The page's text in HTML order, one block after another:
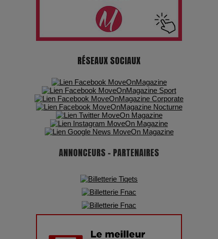
Les dessous de la fast fashion : un désastre écologique en
7 Techniques Secrètes des Photographes de Stars
Adieu Jean-Pat : rire au bord du précipice
Pharaonic Festival 2025 : 10 ans d’électro sous les
montagnes, une fête à ne pas manquer
RÉSEAUX SOCIAUX
ANNONCEURS - PARTENAIRES